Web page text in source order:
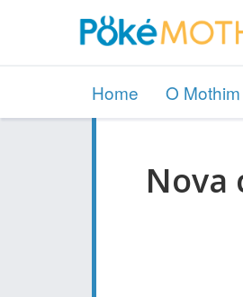
Home O Mothim
Nova